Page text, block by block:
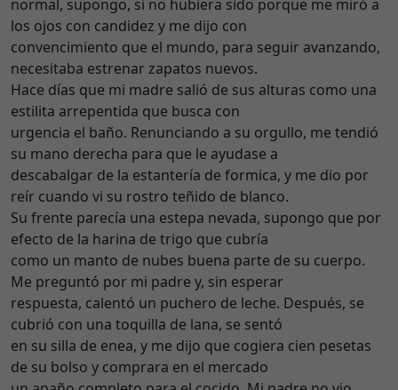
normal, supongo, si no hubiera sido porque me miró a
los ojos con candidez y me dijo con
convencimiento que el mundo, para seguir avanzando,
necesitaba estrenar zapatos nuevos.
Hace días que mi madre salió de sus alturas como una
estilita arrepentida que busca con
urgencia el baño. Renunciando a su orgullo, me tendió
su mano derecha para que le ayudase a
descabalgar de la estantería de formica, y me dio por
reír cuando vi su rostro teñido de blanco.
Su frente parecía una estepa nevada, supongo que por
efecto de la harina de trigo que cubría
como un manto de nubes buena parte de su cuerpo.
Me preguntó por mi padre y, sin esperar
respuesta, calentó un puchero de leche. Después, se
cubrió con una toquilla de lana, se sentó
en su silla de enea, y me dijo que cogiera cien pesetas
de su bolso y comprara en el mercado